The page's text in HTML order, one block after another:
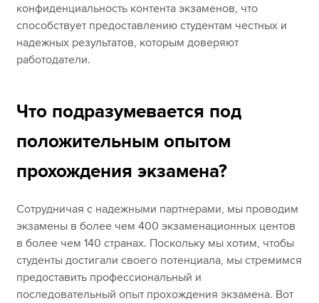
конфиденциальность контента экзаменов, что
способствует предоставлению студентам честных и
надежных результатов, которым доверяют
работодатели.
Что подразумевается под
положительным опытом
прохождения экзамена?
Сотрудничая с надежными партнерами, мы проводим
экзамены в более чем 400 экзаменационных центов
в более чем 140 странах. Поскольку мы хотим, чтобы
студенты достигали своего потенциала, мы стремимся
предоставить профессиональный и
последовательный опыт прохождения экзамена. Вот